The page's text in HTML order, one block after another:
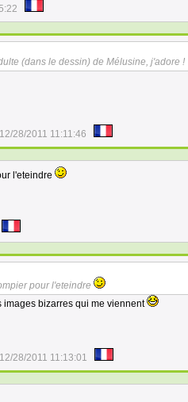
(dans le dessin) de Mélusine, j'adore !
12/28/2011 11:11:46
l'eteindre
pour l'eteindre
images bizarres qui me viennent
12/28/2011 11:13:01